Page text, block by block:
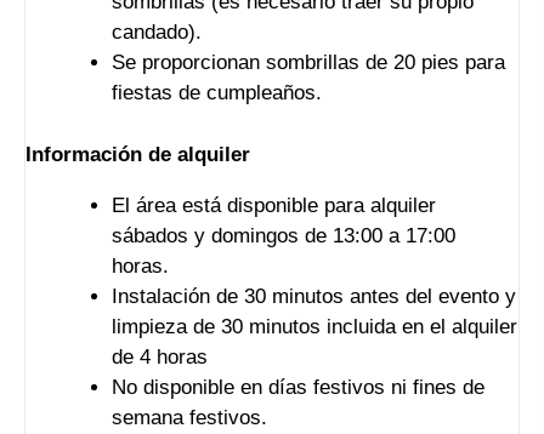
candado).
Se proporcionan sombrillas de 20 pies para
fiestas de cumpleaños.
Información de alquiler
El área está disponible para alquiler
sábados y domingos de 13:00 a 17:00
horas.
Instalación de 30 minutos antes del evento y
limpieza de 30 minutos incluida en el alquiler
de 4 horas
No disponible en días festivos ni fines de
semana festivos.